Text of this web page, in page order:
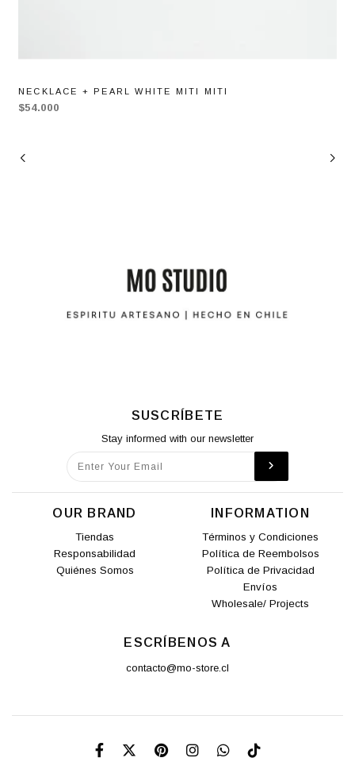
NECKLACE + PEARL WHITE MITI MITI
$54.000
SUSCRÍBETE
Stay informed with our newsletter
OUR BRAND
Tiendas
Responsabilidad
Quiénes Somos
INFORMATION
Términos y Condiciones
Política de Reembolsos
Política de Privacidad
Envíos
Wholesale/ Projects
ESCRÍBENOS A
contacto@mo-store.cl